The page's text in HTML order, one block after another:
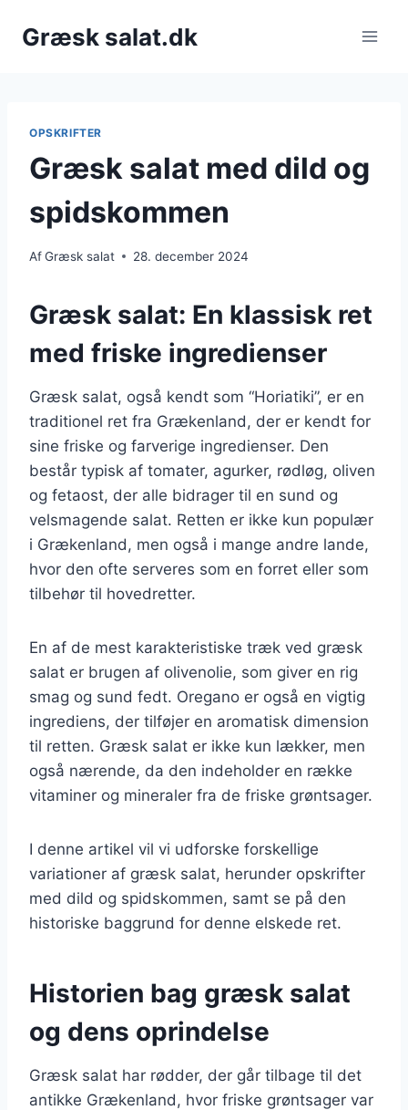
Græsk salat.dk
OPSKRIFTER
Græsk salat med dild og
spidskommen
AfGræsk salat 28. december 2024
Græsk salat: En klassisk ret
med friske ingredienser
Græsk salat, også kendt som “Horiatiki”, er en
traditionel ret fra Grækenland, der er kendt for
sine friske og farverige ingredienser. Den
består typisk af tomater, agurker, rødløg, oliven
og fetaost, der alle bidrager til en sund og
velsmagende salat. Retten er ikke kun populær
i Grækenland, men også i mange andre lande,
hvor den ofte serveres som en forret eller som
tilbehør til hovedretter.
En af de mest karakteristiske træk ved græsk
salat er brugen af olivenolie, som giver en rig
smag og sund fedt. Oregano er også en vigtig
ingrediens, der tilføjer en aromatisk dimension
til retten. Græsk salat er ikke kun lækker, men
også nærende, da den indeholder en række
vitaminer og mineraler fra de friske grøntsager.
I denne artikel vil vi udforske forskellige
variationer af græsk salat, herunder opskrifter
med dild og spidskommen, samt se på den
historiske baggrund for denne elskede ret.
Historien bag græsk salat
og dens oprindelse
Græsk salat har rødder, der går tilbage til det
antikke Grækenland, hvor friske grøntsager var